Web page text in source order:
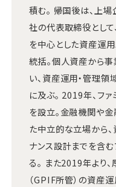
積む。 帰国後は、上
社の代表取締役とし
を中心とした資産運用
統括。個人資産から
い、資産運用・管理
に及ぶ。 2019年、フ
を設立。金融機関や
た中立的な立場から、
ナンス設計までを含む
る。 また2019年より
（GPIF所管）の資産